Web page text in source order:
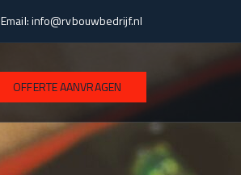
Email:info@rvbouwbedrijf.nl
OFFERTE AANVRAGEN